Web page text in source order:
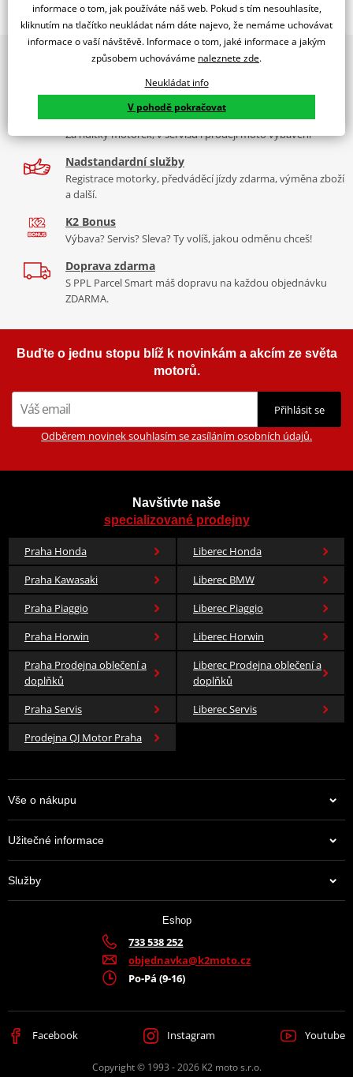
RACING SCREEN YAMAHA FZ6 FAZER 04-08 C/DARK SMOKE
Tabulka velikostí
Co když mi to nebude
PUIG byl založen v roce 1964 ve Španělsku. Vyrábí se ve městě
Granollers poblíž Barcelony na ploše 8 000 m² v objektu, který se
dělí na 3 části: komerční, odlitkovou a kovových součástek. Již 40
let se účastní nejslavnějších závodů motocyklů po celém světě. V
naší nabídce naleznete doplňky a příslušenství například: plexi,
padací protektory a mnoho dalšího.
Zobrazit všechny produktyznačky PUIG
2x multibrand showroom
díly, to vše v Praze a Liberci
Více než 30 let zkušeností
Za řídítky motorek, v servisu i prodeji moto vybavení
Nadstandardní služby
Registrace motorky, předváděcí jízdy zdarma, výměna zboží
a další.
K2 Bonus
Výbava? Servis? Sleva? Ty volíš, jakou odměnu chceš!
Doprava zdarma
S PPL Parcel Smart máš dopravu na každou objednávku
ZDARMA.
Buďte o jednu stopu blíž k novinkám a akcím ze světa
motorů.
Přihlásit se
Odběrem novinek souhlasím se zasíláním osobních údajů.
Navštivte naše
specializované prodejny
Praha Honda
Liberec Honda
Praha Kawasaki
Liberec BMW
Praha Piaggio
Liberec Piaggio
Praha Horwin
Liberec Horwin
Praha Prodejna oblečení a
doplňků
Liberec Prodejna oblečení a
doplňků
Praha Servis
Liberec Servis
Prodejna QJ Motor Praha
Vše o nákupu
Užitečné informace
Služby
Eshop
733 538 252
objednavka@k2moto.cz
Po-Pá (9-16)
Facebook Instagram Youtube
Copyright © 1993 - 2026 K2 moto s.r.o.
informace o tom, jak používáte náš web. Pokud s tím nesouhlasíte,
kliknutím na tlačítko neukládat nám dáte najevo, že nemáme uchovávat
informace o vaší návštěvě. Informace o tom, jaké informace a jakým
způsobem uchováváme naleznete zde.
Neukládat info
V pohodě pokračovat